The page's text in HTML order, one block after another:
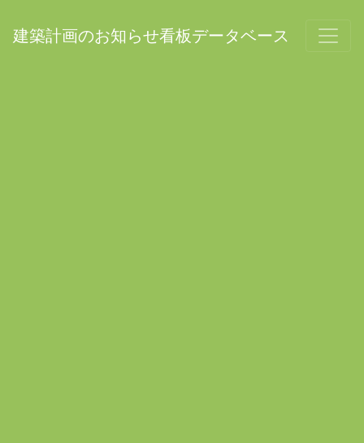
建築計画のお知らせ看板データベース